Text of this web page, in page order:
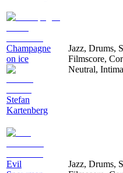
Champagne
on ice
Stefan
Kartenberg
Jazz, Drums,
Filmscore,
Neutral,
Evil
Jazz, Drums,